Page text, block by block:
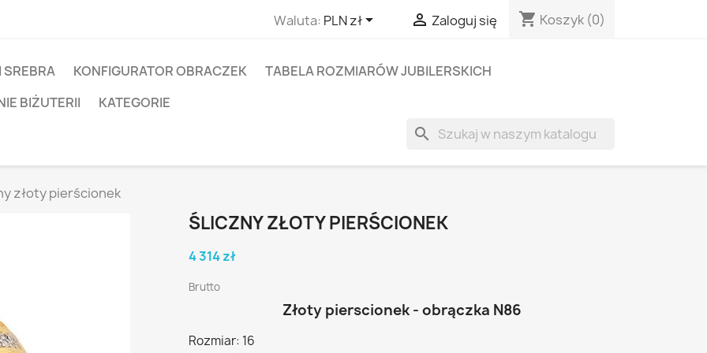
Waluta: PLN zł  Zaloguj się shopping_cart Koszyk (0)
SREBRA KONFIGURATOR OBRACZEK
TABELA ROZMIARÓW JUBILERSKICH
BIŻUTERII
KATEGORIE
search
złoty pierścionek
ŚLICZNY ZŁOTY PIERŚCIONEK
4 314 zł
Brutto
Złoty pierscionek - obrączka N86
Rozmiar: 16